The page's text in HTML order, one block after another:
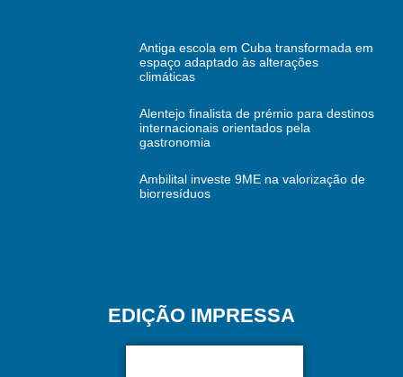
Antiga escola em Cuba transformada em
espaço adaptado às alterações
climáticas
Alentejo finalista de prémio para destinos
internacionais orientados pela
gastronomia
Ambilital investe 9ME na valorização de
biorresíduos
EDIÇÃO IMPRESSA